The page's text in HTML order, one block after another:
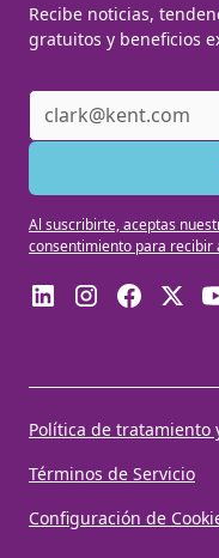
Recibe noticias,
gratuitos y beneficios
Al suscribirte, aceptas
consentimiento para recibir
Política de tratamiento
Términos de Servicio
Configuración de